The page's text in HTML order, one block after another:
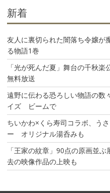
新着
友人に裏切られた闇落ち令嬢が
る物語1巻
「光が死んだ夏」舞台の千秋
無料放送
遠野に伝わる恐ろしい物語の数
イズ ビームで
ちいかわ×くら寿司コラボ、う
ー オリジナル湯呑みも
「王家の紋章」90点の原画並
去の映像作品の上映も